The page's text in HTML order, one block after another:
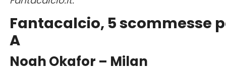
Fantacalcio, 5 scommesse
A
Noah Okafor – Milan